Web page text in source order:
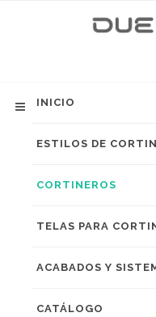
INICIO
ESTILOS DE
CORTINEROS
TELAS PARA
ACABADOS Y
CATÁLOGO